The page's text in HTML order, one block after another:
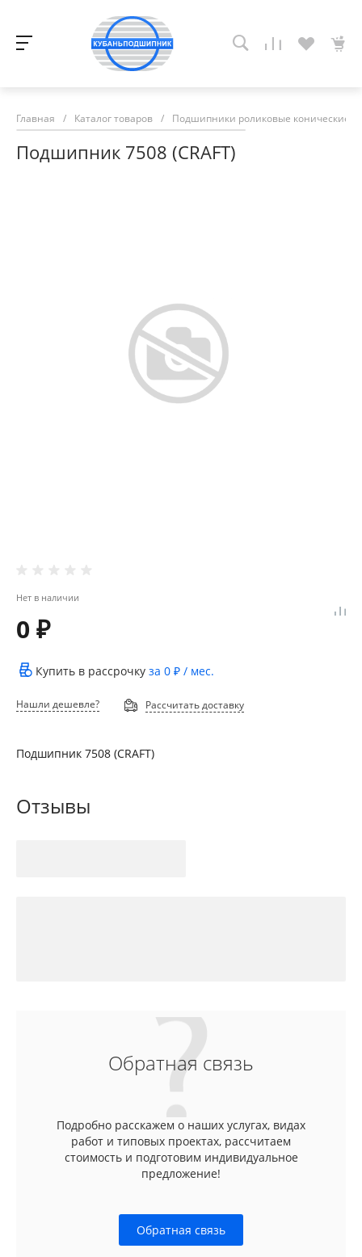
Главная / Каталог товаров / Подшипники роликовые конические
Подшипник 7508 (CRAFT)
Нет в наличии
0 ₽
Купить в рассрочку за 0 ₽ / мес.
Нашли дешевле? Рассчитать доставку
Подшипник 7508 (CRAFT)
Отзывы
Обратная связь
Подробно расскажем о наших услугах, видах
работ и типовых проектах, рассчитаем
стоимость и подготовим индивидуальное
предложение!
Обратная связь